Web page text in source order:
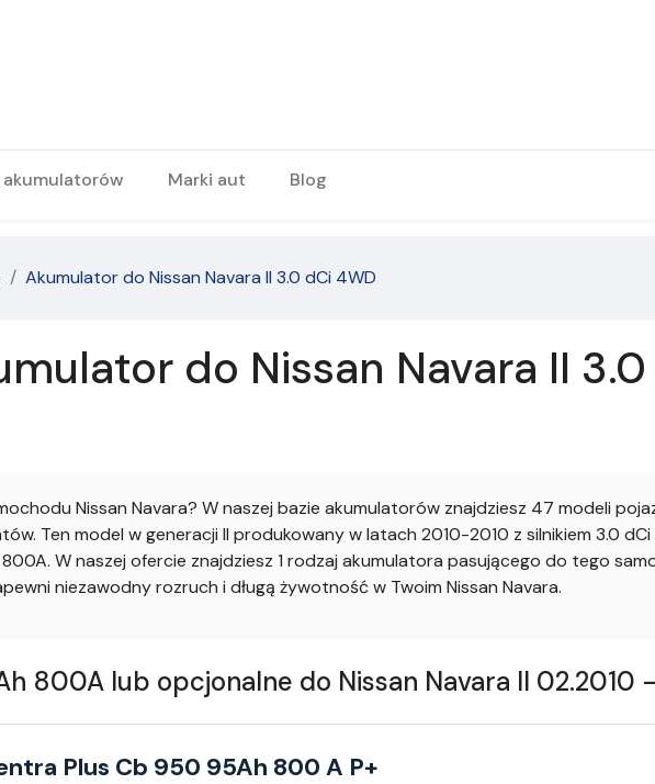
Marki aut Blog
Akumulator do Nissan Navara II 3.0 dCi 4WD
do Nissan Navara II
Nissan Navara? W naszej bazie akumulatorów znajdziesz 47 modeli
Ten model w generacji II produkowany w latach 2010-2010 z silnikiem 3.0
W naszej ofercie znajdziesz 1 rodzaj akumulatora pasującego do tego
niezawodny rozruch i długą żywotność w Twoim Nissan Navara.
800A lub opcjonalne do Nissan Navara II 02.2010
Plus Cb 950 95Ah 800 A P+